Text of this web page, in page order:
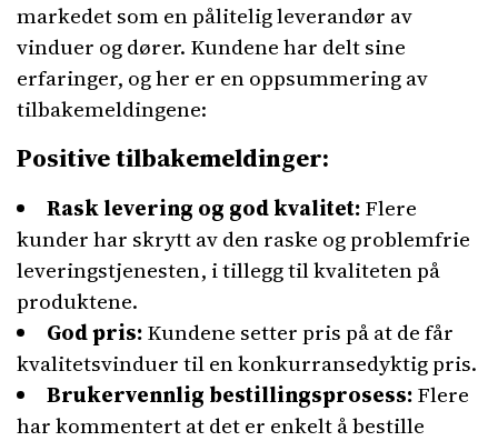
markedet som en pålitelig leverandør av
vinduer og dører. Kundene har delt sine
erfaringer, og her er en oppsummering av
tilbakemeldingene:
Positive tilbakemeldinger:
Rask levering og god kvalitet:Flere
kunder har skrytt av den raske og problemfrie
leveringstjenesten, i tillegg til kvaliteten på
produktene.
God pris:Kundene setter pris på at de får
kvalitetsvinduer til en konkurransedyktig pris.
Brukervennlig bestillingsprosess:Flere
har kommentert at det er enkelt å bestille